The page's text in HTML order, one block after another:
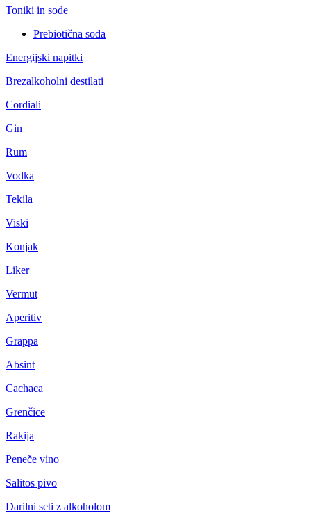
Toniki in sode
Prebiotična soda
Energijski napitki
Brezalkoholni destilati
Cordiali
Gin
Rum
Vodka
Tekila
Viski
Konjak
Liker
Vermut
Aperitiv
Grappa
Absint
Cachaca
Grenčice
Rakija
Peneče vino
Salitos pivo
Darilni seti z alkoholom